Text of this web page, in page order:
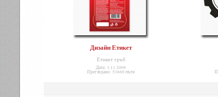
Дизайн Етикет
Етикет гръб
Дата: 3.11.2009
Прегледано: 53669 пъти